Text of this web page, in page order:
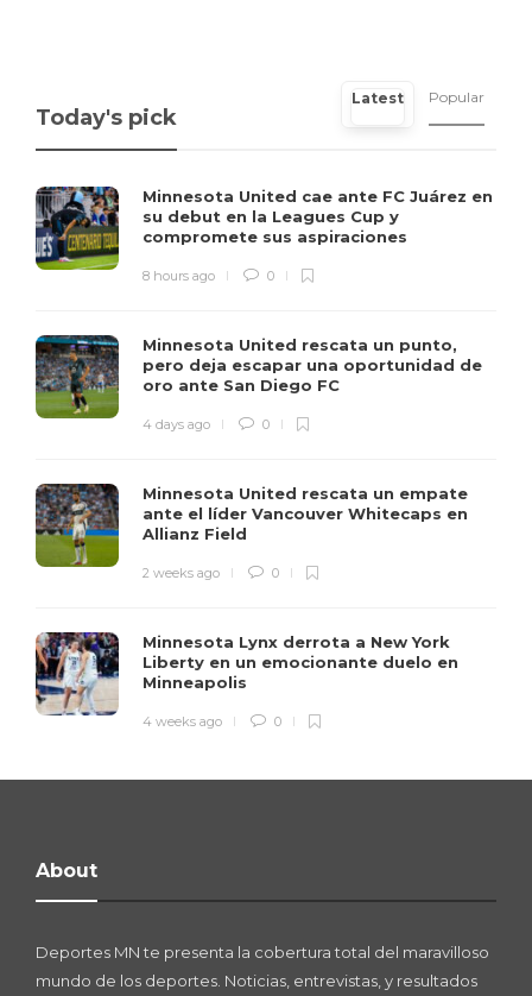
Today's pick
Latest Popular
Minnesota United cae ante FC Juárez en
su debut en la Leagues Cup y
compromete sus aspiraciones
8 hours ago 0
Minnesota United rescata un punto,
pero deja escapar una oportunidad de
oro ante San Diego FC
4 days ago 0
Minnesota United rescata un empate
ante el líder Vancouver Whitecaps en
Allianz Field
2 weeks ago 0
Minnesota Lynx derrota a New York
Liberty en un emocionante duelo en
Minneapolis
4 weeks ago 0
About
Deportes MN te presenta la cobertura total del maravilloso
mundo de los deportes. Noticias, entrevistas, y resultados